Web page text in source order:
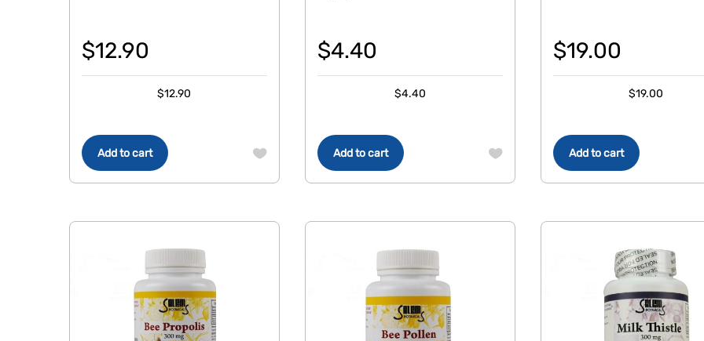
Add to cart
$12.90
$12.90
Add to cart
$4.40
$4.40
Add to cart
$19.00
$19.00